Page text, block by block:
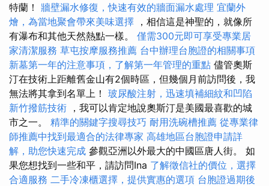
特蘭！ 牆壁漏水修復，快速有效的牆面漏水處理 宜蘭外
燴，為當地聚會帶來美味選擇 ，相信這是神聖的，就像所
有瀑布和其他天然熱點一樣。 僅需300元即可享受專業居
家清潔服務 草屯按摩服務推薦 台中辦理台胞證的相關事項
新墓第一年的注意事項，了解第一年管理的重點 儘管奧斯
汀在技術上距離舊金山有2個時區，但幾個月前訪問後，我
無法將其拿到名單上！ 玻尿酸注射，迅速填補細紋和凹陷
新竹撥筋技術 ，我可以肯定地說奧斯汀是美國最喜歡的城
市之一。 精準的關鍵字搜尋技巧 耐用洗碗槽推薦 從專業律
師推薦中找到最適合的法律專家 高雄地區台胞證申請詳
解，助您快速完成 參觀亞洲以外最大的中國區唐人街。 如
果您想找到一些和平，請訪問Ina 了解徵信社的價位，選擇
合適服務 二手冷凍櫃選擇，提供實惠的選項 台胞證過期後